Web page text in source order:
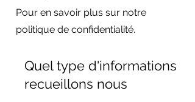
Pour en savoir plus sur notre
politique de confidentialité.
Quel type d'informations
recueillons nous